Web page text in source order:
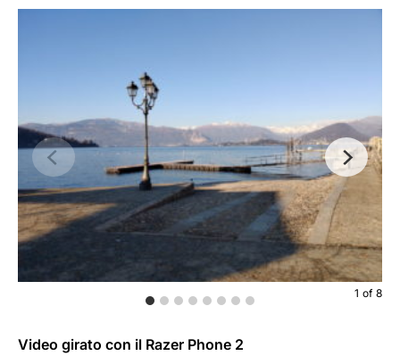
1 of 8
Video girato con il Razer Phone 2